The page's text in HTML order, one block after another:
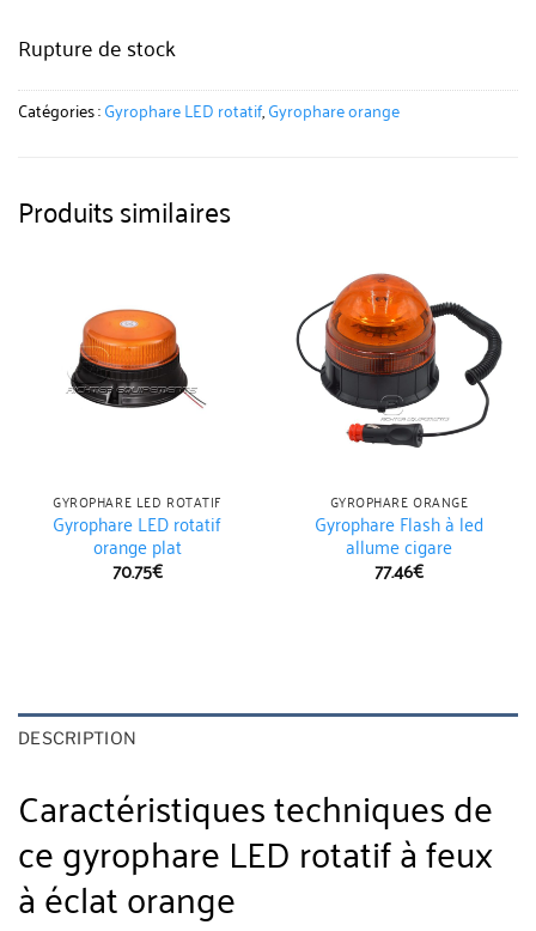
Rupture de stock
Catégories :Gyrophare LED rotatif,Gyrophare orange
Produits similaires
GYROPHARE LED ROTATIF
Gyrophare LED rotatif
orange plat
70.75€
GYROPHARE ORANGE
Gyrophare Flash à led
allume cigare
77.46€
DESCRIPTION
Caractéristiques techniques de
ce gyrophare LED rotatif à feux
à éclat orange